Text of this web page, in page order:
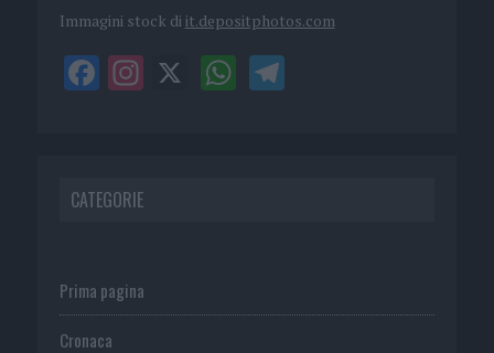
Immagini stock di it.depositphotos.com
CATEGORIE
Prima pagina
Cronaca